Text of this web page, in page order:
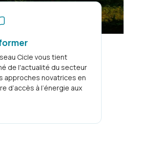
Cicle vous tient
de l'actualité du secteur
approches novatrices en
d’accès à l’énergie aux